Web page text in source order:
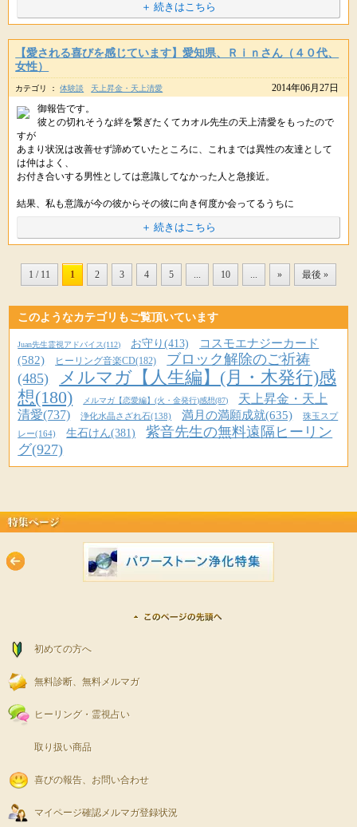
日ごろから、事務局にもたくさんのお問い合わせをいただいております。
紫音先生のブロック解除は
お一人お一人の願望に丁寧に向き合い、ご祈祷くださいますので
本当に叶えたい願いがある方にこそ受けていただきたい
そういったこともあり、３０名様までの限定となっております。
新月の無料遠隔ヒーリングや、満月の満願成就ご祈祷など
願いが叶うよう、宇宙からのサポートを受けているにも関わらず
・あと１歩のところで願いが成就しない
・なんだかいつも運に見放されている気がする
といったことがあれば
願いを叶えたくない、叶うことが怖い、と感じているのかもしれません。
人は変化を怖れると言われています。
願いを叶えるために起こる変化でも、目の前に差し出されると
人は無意識のうちに、それを怖れたり、拒否してしまうのだとか。(||ﾟдﾟ)ｺﾞ
ｰﾝ
逆に、そういった怖れや拒否がない状態であれば
無意識なので、自分の意識でコントロールがむつかしい
ハッキリ言えば、コントロールできない部分になります。
では、どうしようもないの？？
願いを叶えることを怖れる感情（ブロック）
を解除するご祈祷メニューをご用意くださいました。
願っているのに、なかなか叶わない・・・
という方は、ぜひ紫音先生の
ブロック解放のご祈祷を受けて、幸せを手にしてくださいね。
ぜひ自信を高め、次は周りの人と幸せを分かち合っていただければと思い
ます。
応援しておりますので
またいつでもお気軽にご連絡くださいね。(*ﾟーﾟ*)ﾉ
【ラリマーブレスレット】
PC･スマホ : http://star-mall.net/shizuku/item/limited/larimar/
携帯版 :http://star-mall.net/shizuku/keitai/limited/larimar/
PC･スマホ :http://star-mall.net/shizuku/item/nagomi/
【ブロック解除のご祈祷】
携帯版 :http://star-mall.net/shizuku/keitai/gokito/
※掲載している内容は、星のしずくに寄せられた個人の体験談で 効果には
個人差があり、すべての方が実感するものではありません。
※ヒーリングはお薬ではありませんので医師から処方された薬や治療の代
わりに使うことは避けてください。医師の指示を尊重・最優先してくだ
さいね。
相手は私のことをどのように思っているのか分からない
（編集後記につづく）
■【30日(月)まで】コスモエナジー４周年キャンペーン
ただいま、コスモエナジーカードを２枚以上お求めの方には
アクアマリンさざれ石(40ｇ・非売品)をプレゼント中☆
６月３０日（月）お申し込み分までとなりますので
気になる方は、お早めにお申し込みくださいね。
▼詳しくはこちら
PC・スマホ版 :
http://star-mall.net/shizuku/item/cosmo/
■キラキラと輝きたいあなたに・・葵先生の新ブレスレット
あなたに備わっている気品をより一層高めて
それにふさわしいステージへと引き上げてくれるブレスレットです♪
【ご予約受付中】
▼自信をもちたい、目標を達成したい、ポジティブになりたい・・という
方には
ブルートパーズ＆スターカット水晶ブレスレット
▼新しい恋愛を引き寄せたい、今の愛を続けたい・・という方には
PC・スマホ :
http://www.star-mall.net/shizuku/item/cpn/celestial02/
携帯版 :
http://star-mall.net/shizuku/keitai/cpn/celestial02/
あなたの気品を高め、さらなる幸せを手にしてくださいね。ﾟ+｡ﾟ(ﾉﾟ∀ﾟ)ﾉﾟ｡
■【受付スタート】ブロック解除のご祈祷
＜みなさまからのお喜びの声＞
------------
◎埼玉県、Ｍさん（女性）
「心の中が神社のよう」（！？苦笑）な、なんとも不思議な感じです。
◎静岡県、Ｔさん（女性）
焦点が行き、少しずつ自分の出来る事から始めています。
今までは行動に移せなかったので、この変化に自分でも驚きです。
星のしずくより
++++
こんばんは。
星のしずくです。(*＾-＾*)
天上清愛パワーストーンをお持ちくださり、感謝しております。
こちらですが、パワーストーンも霊符も人に見られたからといって
パワーが無くなるわけではありませんので、ご安心くださいね。
見られないように・・というのは
邪気がつくことがありますので、そのようにお伝えしております。
ですので、彼氏さんに見られてしまっても
心配されなくても大丈夫です。
できれば、浄化していただくことがオススメですので
もしくは、月夜に窓辺に置くことでも浄化できますよ。
２～３時間で浄化は完了しますので、
寝る前に置いておくだけで、翌朝には浄化できています。
ぜひこれからも天上清愛パワーストーンと一緒に
たくさんの幸せを引き寄せていっていただければと思います。
またいつでもお気軽にご連絡くださいね。(*´▽｀*)ﾉ
携帯版 :http://star-mall.net/shizuku/keitai/tenjoseiai/
URLをコピペしてシェアもできます。
＋ 続きはこちら
【愛される喜びを感じています】愛知県、Ｒｉｎさん（４０代、
女性）
カテゴリ ：体験談 天上昇金・天上清愛
2014年06月27日
御報告です。
彼との切れそうな絆を繋ぎたくてカオル先生の天上清愛をもったので
すが
あまり状況は改善せず諦めていたところに、これまでは異性の友達として
は仲はよく、
お付き合いする男性としては意識してなかった人と急接近。
結果、私も意識が今の彼からその彼に向き何度か会ってるうちに
す！
++++
星のしずくより
++++
こんにちは。
星のしずくです。(*ﾟ∀ﾟ)
天上清愛パワーストーンを手にしてくださり、感謝しております。
なんと、新しい愛を育んでおられるのですね。*ﾟ｡+(n´v｀n)+｡ﾟ*
愛される喜び、ステキですね。
これからも、ますます二人の愛を育んでいってください☆
ピアスは今のところご用意がないのですが
また新商品のアイテムで、企画できないか検討してまいりますので
【天上清愛パワーストーン】
PC･スマホ :
携帯版 :
個人差があり、すべての方が実感するものではありません。
わりに使うことは避けてください。医師の指示を尊重・最優先してくだ
＋ 続きはこちら
1 / 11 1 2 3 4 5 ... 10 ... » 最後 »
このようなカテゴリもご覧頂いています
Juan先生霊視アドバイス(112) お守り(413)
コスモエナジーカード
(582)
ヒーリング音楽CD(182)
ブロック解除のご祈祷
(485)
メルマガ【人生編】(月・木発行)感
想(180)
メルマガ【恋愛編】(火・金発行)感想(87)
天上昇金・天上
清愛(737)
浄化水晶さざれ石(138) 満月の満願成就(635)
珠玉スプ
レー(164)
生石けん(381)
紫音先生の無料遠隔ヒーリン
グ(927)
初めての方へ
無料診断、無料メルマガ
ヒーリング・霊視占い
取り扱い商品
喜びの報告、お問い合わせ
マイページ確認メルマガ登録状況